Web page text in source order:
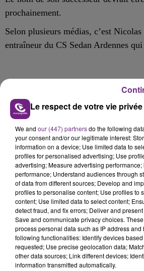
prochainement.
Selon plusieurs médias, c’est
entraîneur du CS Sedan Ardennes
FIL D'ACTU
7 août 2026
LA CENTRALE NUCLÉAIRE
TOUJOURS À L'ARRÊT
Cela fait déjà une semaine que
nucléaire ardennaise est à
justifiée par la sécheresse
présente.
Le respect de votre vie
We and our (447) partnersdo the following
your consent and/or our legitimate interest:
information on a device; Use limited data to
profiles for personalised advertising; Use
advertising; Measure advertising
performance; Understand audiences through
of data from different sources; Develop and
profiles to personalise content; Use profiles to
content; Use limited data to select content;
detect fraud, and fix errors; Deliver and
Save and communicate privacy choices.
process personal data such as IP address and
following functionalities: Identify devices
requested; Use precise geolocation data;
other data sources; Link different devices;
information transmitted automatically.